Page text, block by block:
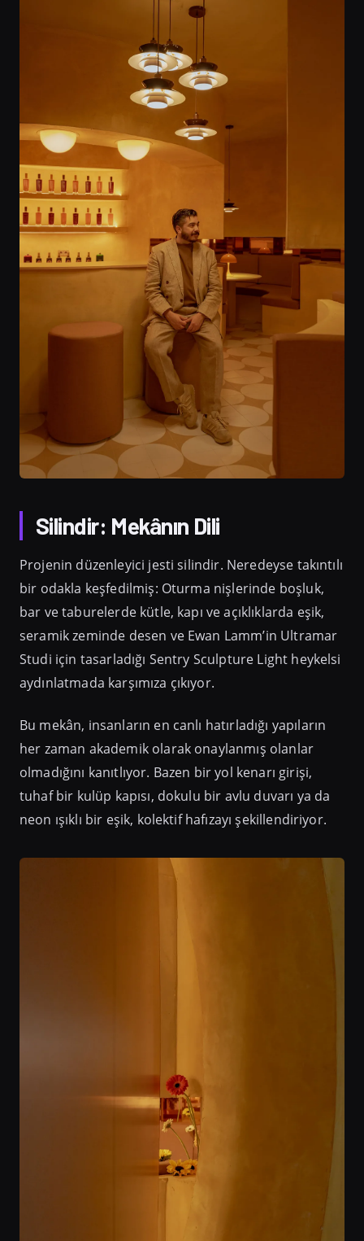
Silindir: Mekânın Dili
Projenin düzenleyici jesti silindir. Neredeyse takıntılı
bir odakla keşfedilmiş: Oturma nişlerinde boşluk,
bar ve taburelerde kütle, kapı ve açıklıklarda eşik,
seramik zeminde desen ve Ewan Lamm’in Ultramar
Studi için tasarladığı Sentry Sculpture Light heykelsi
aydınlatmada karşımıza çıkıyor.
Bu mekân, insanların en canlı hatırladığı yapıların
her zaman akademik olarak onaylanmış olanlar
olmadığını kanıtlıyor. Bazen bir yol kenarı girişi,
tuhaf bir kulüp kapısı, dokulu bir avlu duvarı ya da
neon ışıklı bir eşik, kolektif hafızayı şekillendiriyor.